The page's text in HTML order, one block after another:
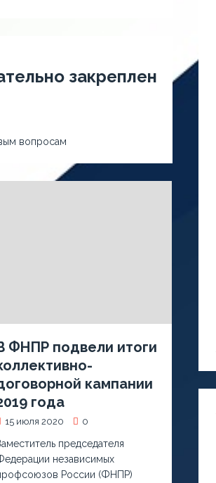
закреплен
вопросам
ФНПР подвели итоги
кампании
года
15 июля 2020 0
председателя
независимых
России (ФНПР)